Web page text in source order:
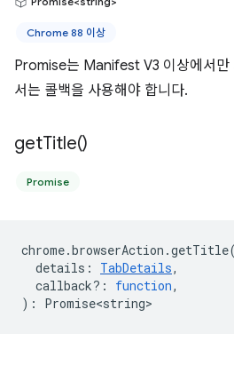
Chrome 88 이상
Promise는 Manifest V3 이상에서만
서는 콜백을 사용해야 합니다.
getTitle()
Promise
chrome.browserAction .getTitle(
details : TabDetails,
callback? : function,
) : Promise<string>